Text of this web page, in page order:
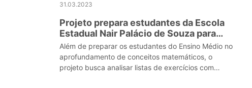
31.03.2023
Projeto prepara estudantes da Escola
Estadual Nair Palácio de Souza para
Olimpíada Brasileira de Matemática
Além de preparar os estudantes do Ensino Médio no
aprofundamento de conceitos matemáticos, o
projeto busca analisar listas de exercícios com